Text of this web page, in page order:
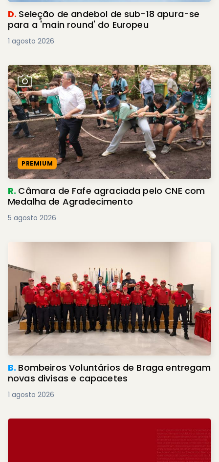
D. Seleção de andebol de sub-18 apura-se
para a 'main round' do Europeu
1 agosto 2026
PREMIUM
R. Câmara de Fafe agraciada pelo CNE com
Medalha de Agradecimento
5 agosto 2026
B. Bombeiros Voluntários de Braga entregam
novas divisas e capacetes
1 agosto 2026